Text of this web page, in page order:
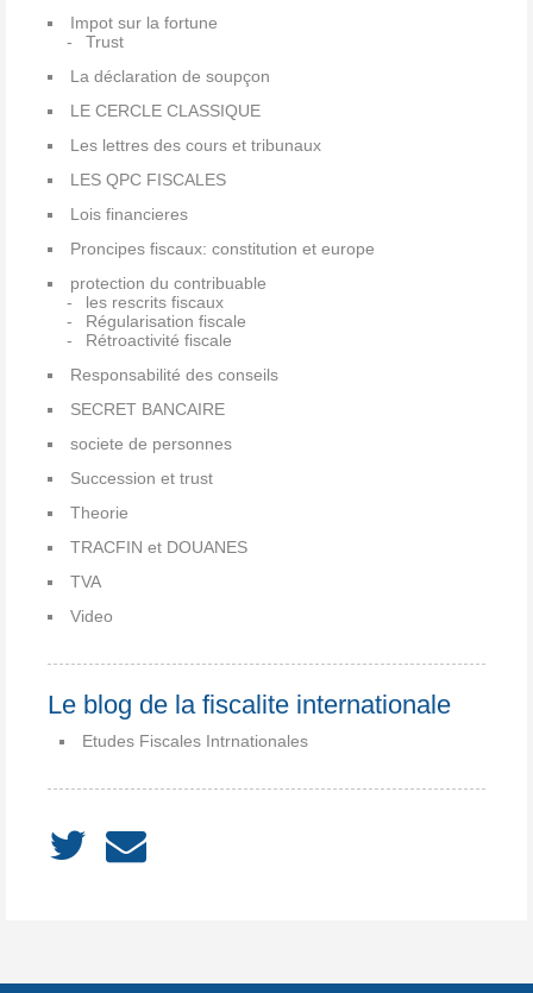
Impot sur la fortune
Trust
La déclaration de soupçon
LE CERCLE CLASSIQUE
Les lettres des cours et tribunaux
LES QPC FISCALES
Lois financieres
Proncipes fiscaux: constitution et europe
protection du contribuable
les rescrits fiscaux
Régularisation fiscale
Rétroactivité fiscale
Responsabilité des conseils
SECRET BANCAIRE
societe de personnes
Succession et trust
Theorie
TRACFIN et DOUANES
TVA
Video
Le blog de la fiscalite internationale
Etudes Fiscales Intrnationales